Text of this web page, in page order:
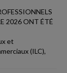
2026 ONT ÉTÉ
et
(ILC),